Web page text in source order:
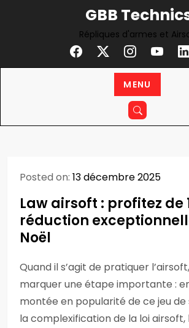
GBB
Répliques d'armes et
MENU
Posted on: 13 décembre 2025
Law airsoft : profitez de
réduction
Noël
Quand il s’agit de pratiquer
marquer une étape importante :
montée en popularité de ce jeu
la complexification de la loi airsoft,